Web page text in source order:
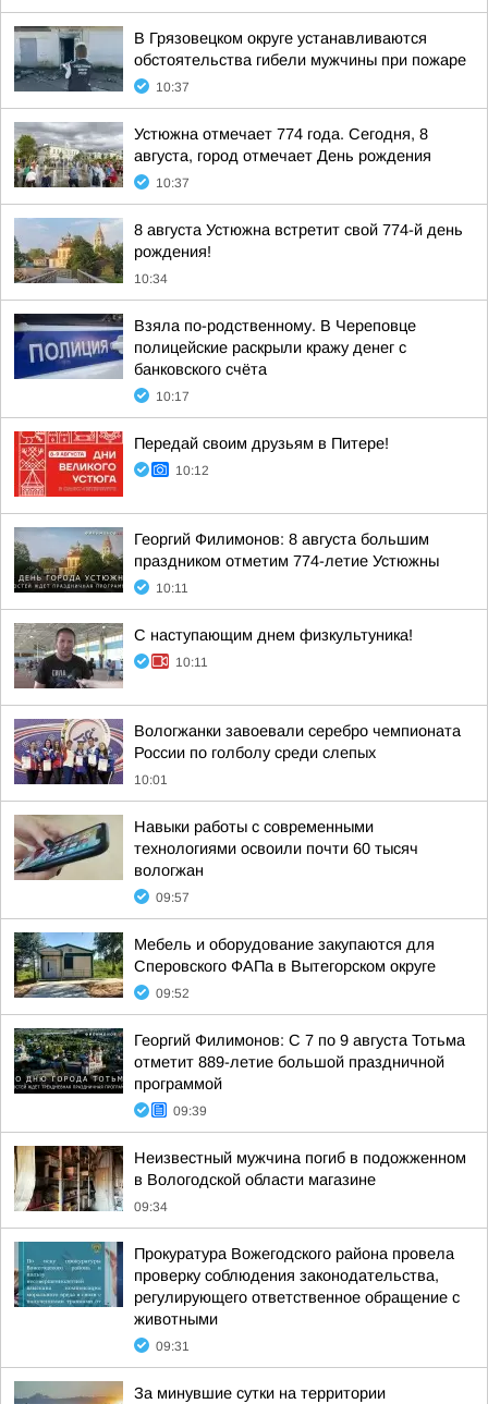
В Грязовецком округе устанавливаются
обстоятельства гибели мужчины при пожаре
10:37
Устюжна отмечает 774 года. Сегодня, 8
августа, город отмечает День рождения
10:37
8 августа Устюжна встретит свой 774-й день
рождения!
10:34
Взяла по-родственному. В Череповце
полицейские раскрыли кражу денег с
банковского счёта
10:17
Передай своим друзьям в Питере!
10:12
Георгий Филимонов: 8 августа большим
праздником отметим 774-летие Устюжны
10:11
С наступающим днем физкультуника!
10:11
Вологжанки завоевали серебро чемпионата
России по голболу среди слепых
10:01
Навыки работы с современными
технологиями освоили почти 60 тысяч
вологжан
09:57
Мебель и оборудование закупаются для
Сперовского ФАПа в Вытегорском округе
09:52
Георгий Филимонов: С 7 по 9 августа Тотьма
отметит 889-летие большой праздничной
программой
09:39
Неизвестный мужчина погиб в подожженном
в Вологодской области магазине
09:34
Прокуратура Вожегодского района провела
проверку соблюдения законодательства,
регулирующего ответственное обращение с
животными
09:31
За минувшие сутки на территории